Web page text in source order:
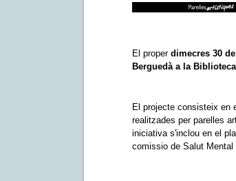
El proper dimecres 30
Berguedà a la
El projecte consisteix en
realitzades per parelles
iniciativa s'inclou en el
comissio de Salut Mental